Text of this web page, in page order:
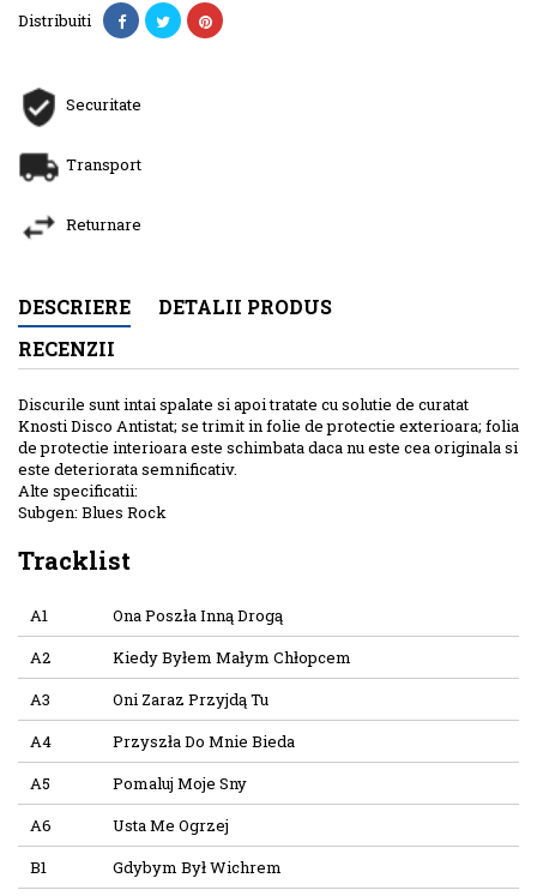
Distribuiti
Securitate
Transport
Returnare
DESCRIERE
DETALII PRODUS
RECENZII
Discurile sunt intai spalate si apoi tratate cu solutie de curatat
Knosti Disco Antistat; se trimit in folie de protectie exterioara; folia
de protectie interioara este schimbata daca nu este cea originala si
este deteriorata semnificativ.
Alte specificatii:
Subgen: Blues Rock
Tracklist
A1
Ona Poszła Inną Drogą
A2
Kiedy Byłem Małym Chłopcem
A3
Oni Zaraz Przyjdą Tu
A4
Przyszła Do Mnie Bieda
A5
Pomaluj Moje Sny
A6
Usta Me Ogrzej
B1
Gdybym Był Wichrem